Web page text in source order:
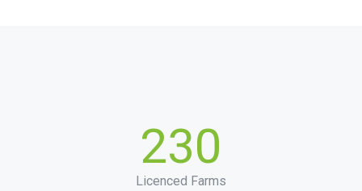
230
Licenced Farms